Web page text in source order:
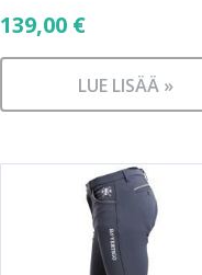
139,00 €
LUE LISÄÄ »